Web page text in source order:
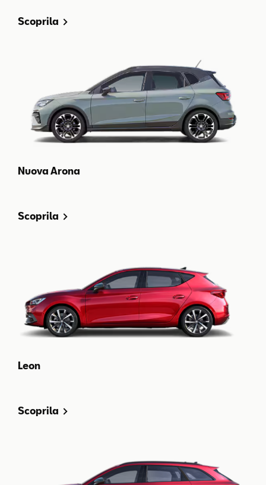
Scoprila
Nuova Arona
Scoprila
Leon
Scoprila